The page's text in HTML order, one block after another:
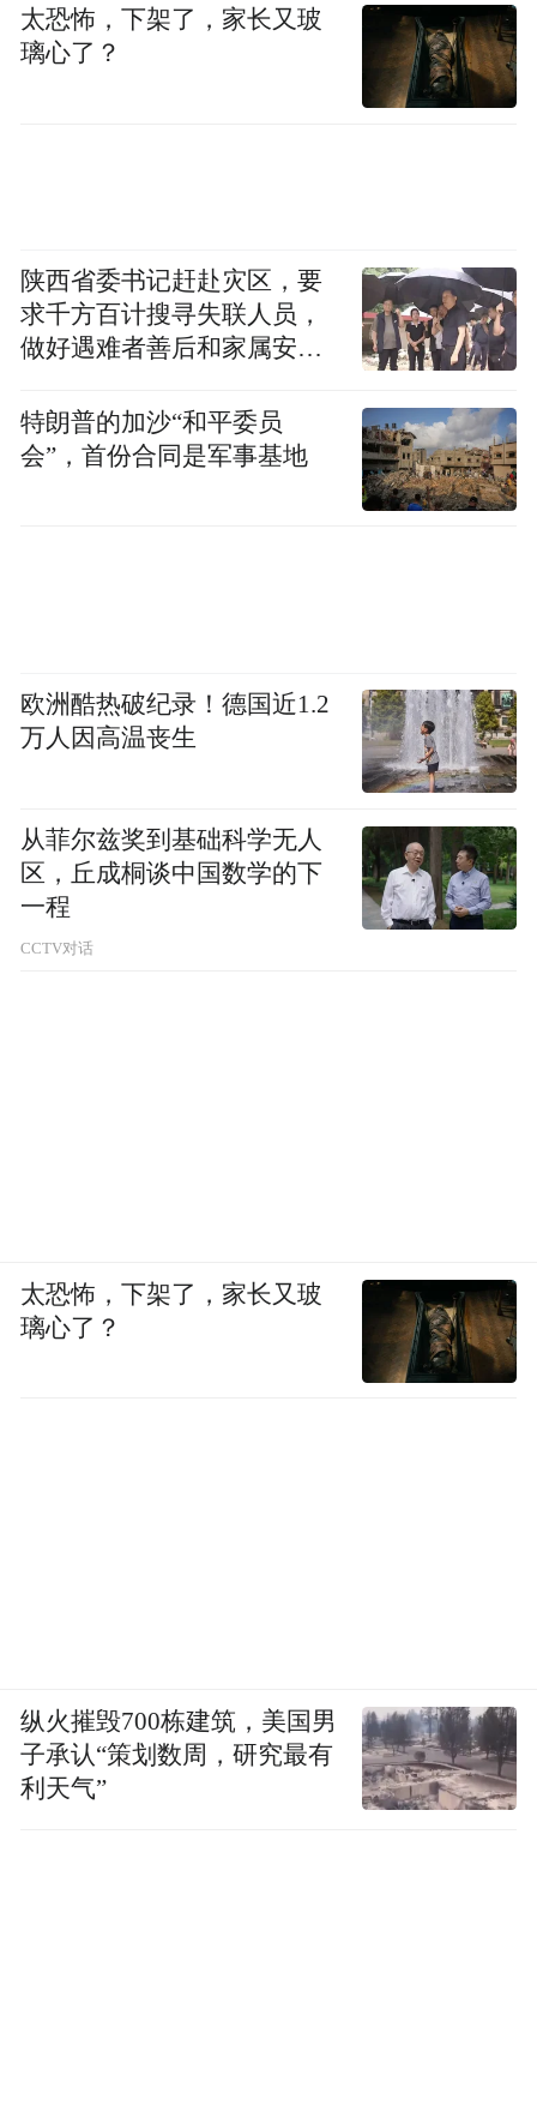
太恐怖，下架了，家长又玻
璃心了？
陕西省委书记赶赴灾区，要
求千方百计搜寻失联人员，
做好遇难者善后和家属安抚
特朗普的加沙“和平委员
会”，首份合同是军事基地
欧洲酷热破纪录！德国近1.2
万人因高温丧生
从菲尔兹奖到基础科学无人
区，丘成桐谈中国数学的下
一程
CCTV对话
太恐怖，下架了，家长又玻
璃心了？
纵火摧毁700栋建筑，美国男
子承认“策划数周，研究最有
利天气”